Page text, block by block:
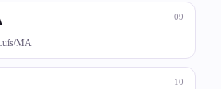
09
MA
10